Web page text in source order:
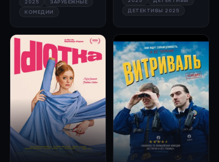
2025
ЗАРУБЕЖНЫЕ
КОМЕДИИ
ДЕТЕКТИВЫ 2025